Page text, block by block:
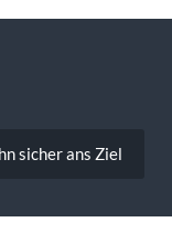
sicher ans Ziel